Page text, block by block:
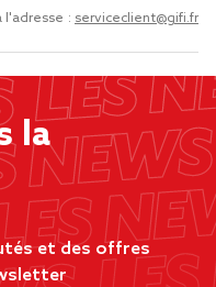
l'adresse : serviceclient@gifi.fr
la
et des offres